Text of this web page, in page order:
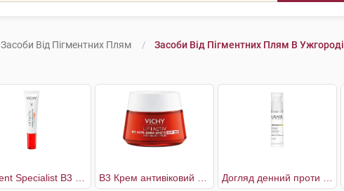
Засоби Від Пігментних Плям Засоби Від Пігментних Плям В Ужгороді